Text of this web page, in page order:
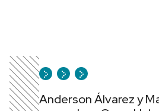
Anderson Álvarez y